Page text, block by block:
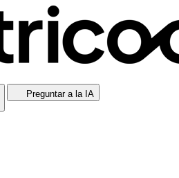
Preguntar a la IA